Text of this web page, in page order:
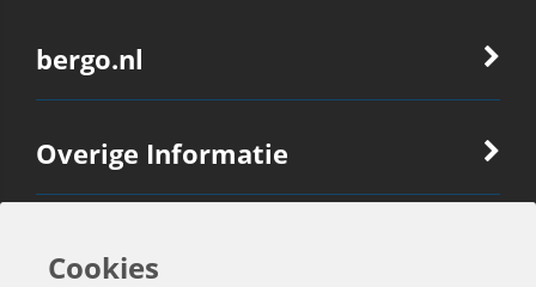
bergo.nl
Overige Informatie
Ook Interessant
Cookies